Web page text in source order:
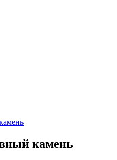
камень